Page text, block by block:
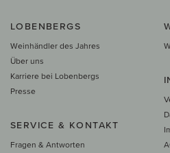
LOBENBERGS
Weinhändler des Jahres
Über uns
Karriere bei Lobenbergs
Presse
SERVICE & KONTAKT
Fragen & Antworten